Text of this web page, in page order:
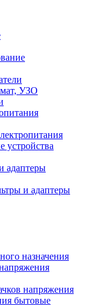
УЗО
устройства
адаптеры
и адаптеры
назначения
напряжения
бытовые